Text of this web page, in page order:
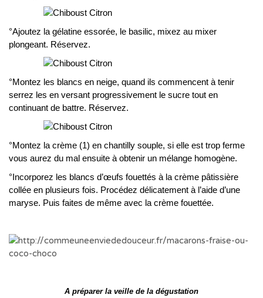
°Ajoutez la gélatine essorée, le basilic, mixez au mixer
plongeant. Réservez.
°Montez les blancs en neige, quand ils commencent à tenir
serrez les en versant progressivement le sucre tout en
continuant de battre. Réservez.
°Montez la crème (1) en chantilly souple, si elle est trop ferme
vous aurez du mal ensuite à obtenir un mélange homogène.
°Incorporez les blancs d’œufs fouettés à la crème pâtissière
collée en plusieurs fois. Procédez délicatement à l’aide d’une
maryse. Puis faites de même avec la crème fouettée.
A préparer la veille de la dégustation